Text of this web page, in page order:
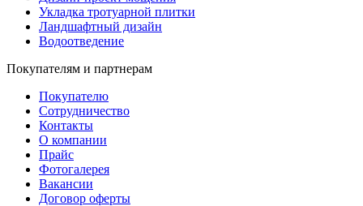
Укладка тротуарной плитки
Ландшафтный дизайн
Водоотведение
Покупателям и партнерам
Покупателю
Сотрудничество
Контакты
О компании
Прайс
Фотогалерея
Вакансии
Договор оферты